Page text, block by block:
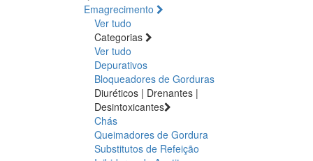
Emagrecimento
Ver tudo
Categorias
Ver tudo
Depurativos
Bloqueadores de Gorduras
Diuréticos | Drenantes |
Desintoxicantes
Chás
Queimadores de Gordura
Substitutos de Refeição